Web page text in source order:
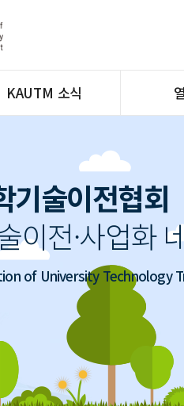
KAUTM 소식
기술이전협회
이전·사업화
of University Technology